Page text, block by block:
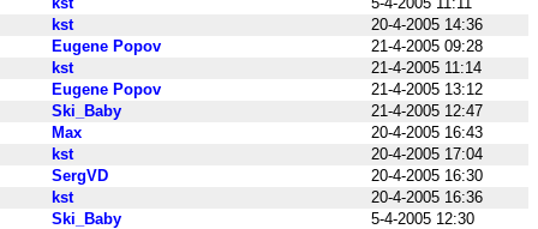
kst
20-4-2005 14:36
Eugene Popov
21-4-2005 09:28
kst
21-4-2005 11:14
Eugene Popov
21-4-2005 13:12
Ski_Baby
21-4-2005 12:47
Max
20-4-2005 16:43
kst
20-4-2005 17:04
SergVD
20-4-2005 16:30
kst
20-4-2005 16:36
Ski_Baby
5-4-2005 12:30